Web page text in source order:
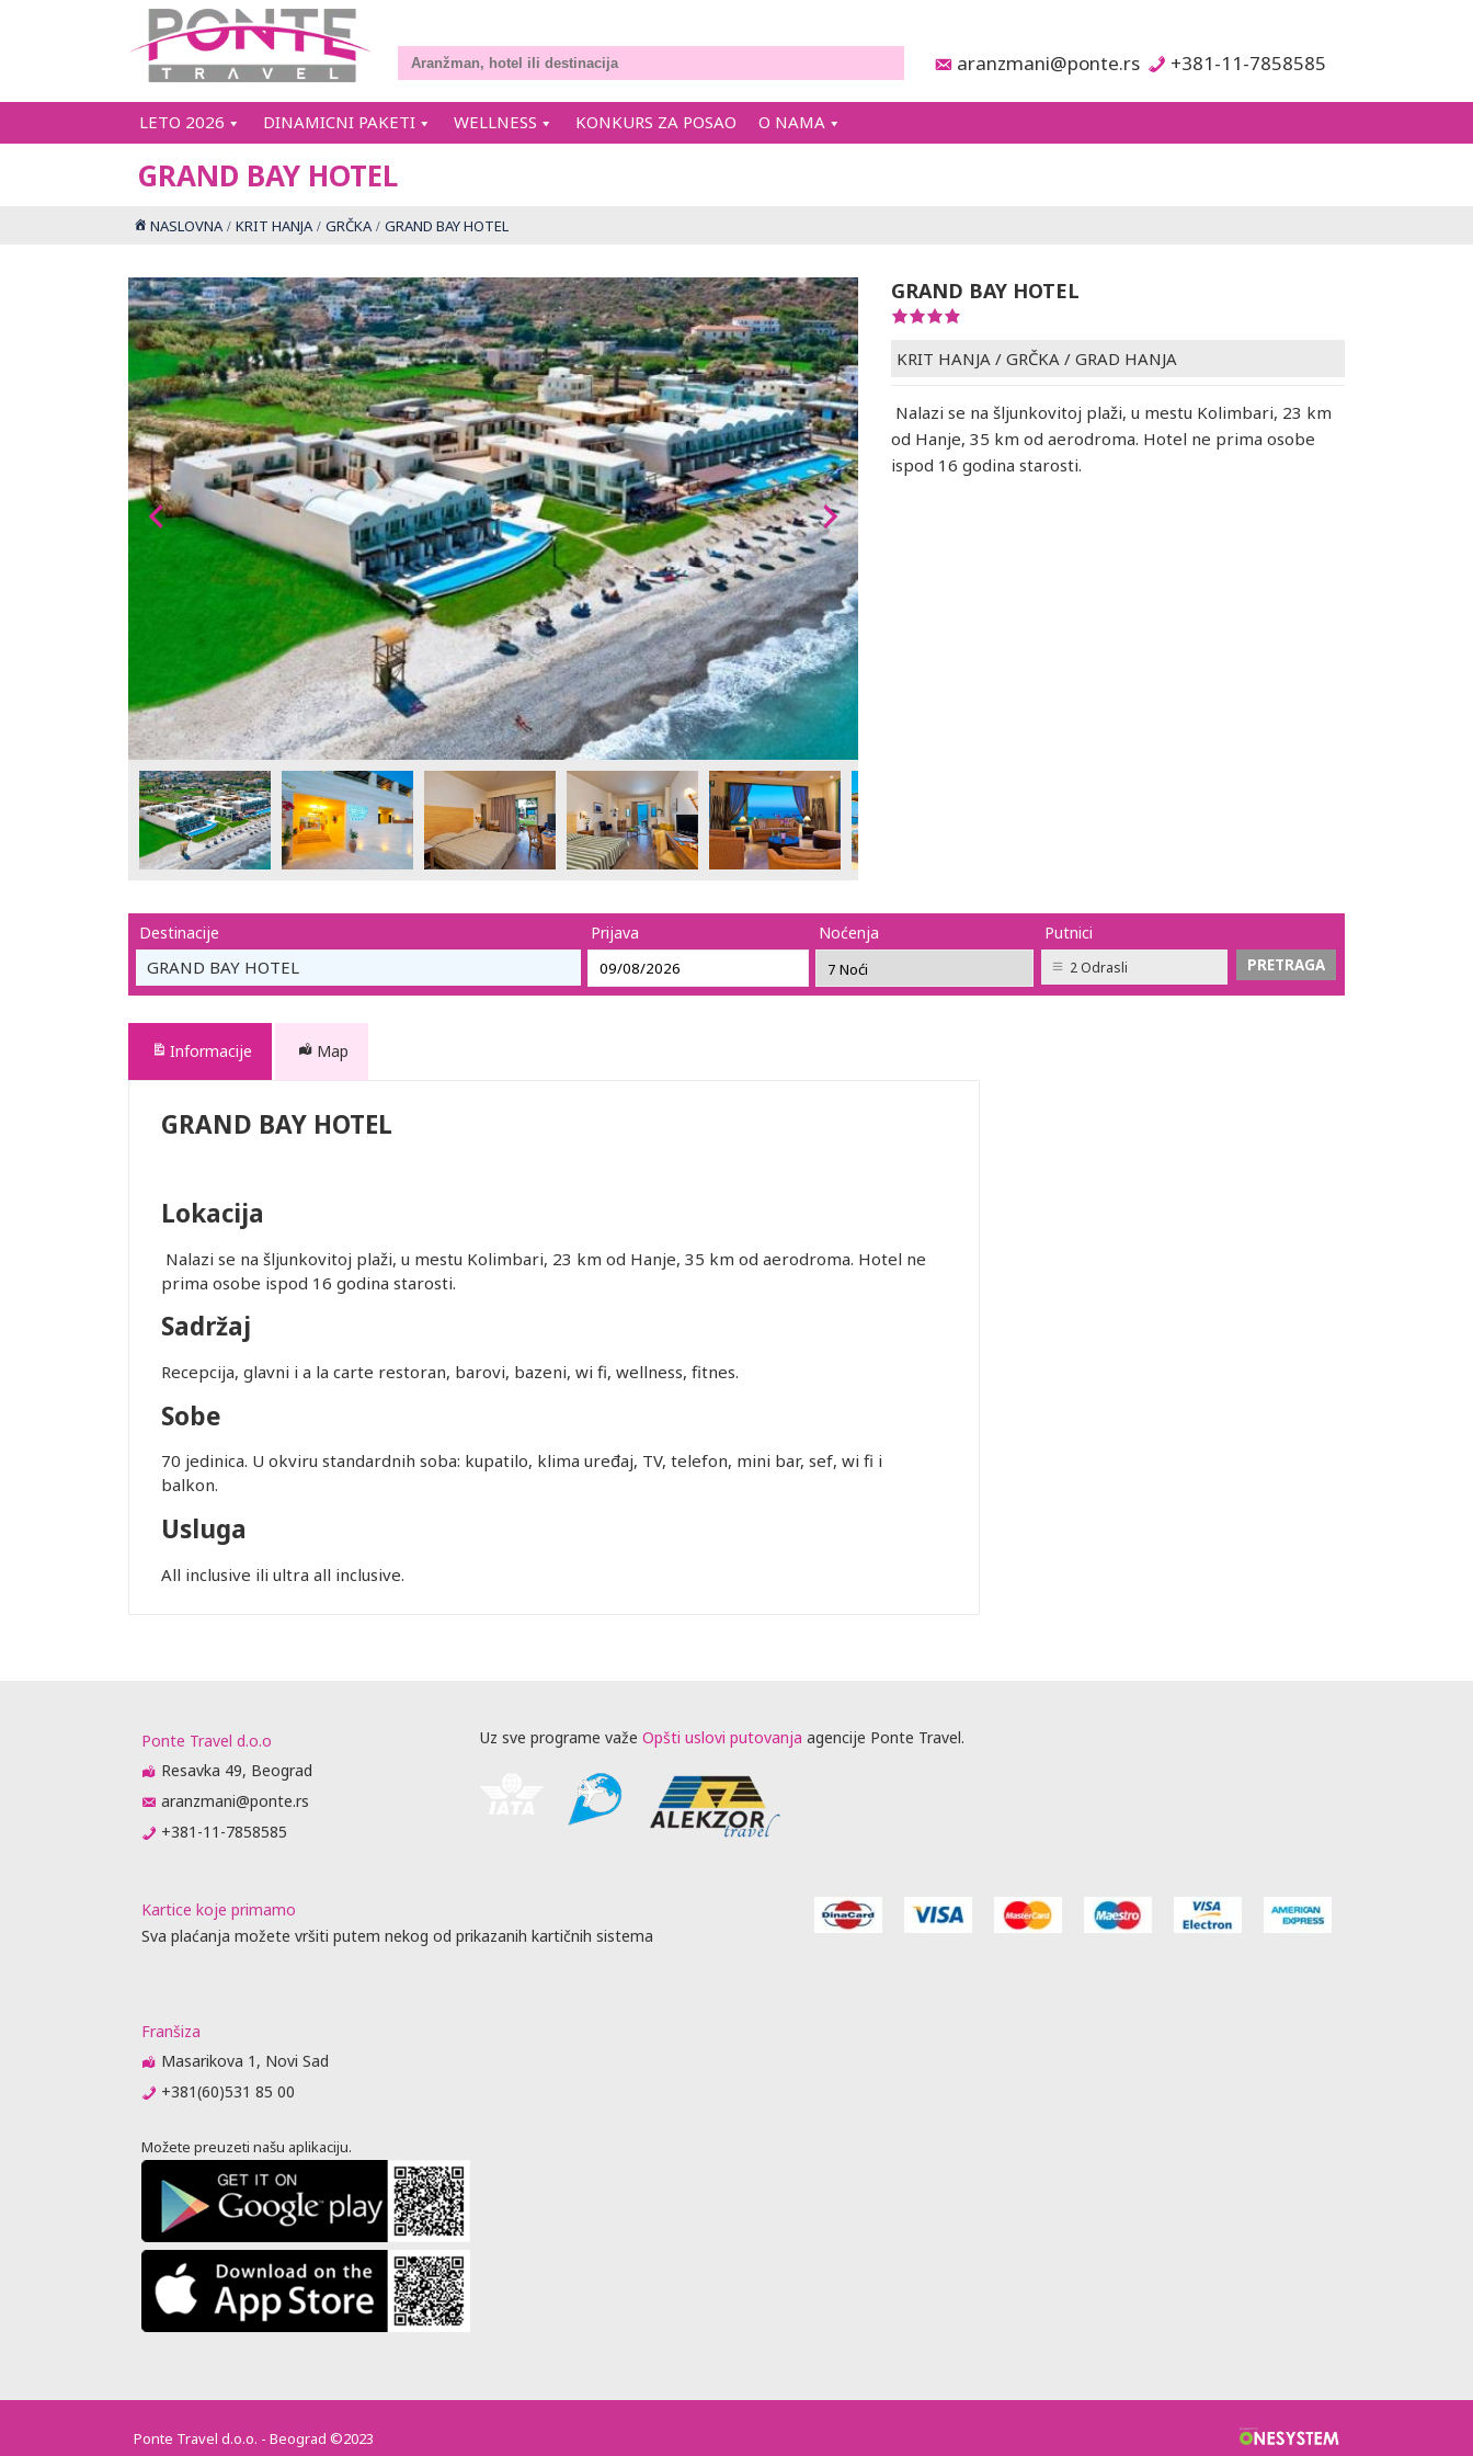
aranzmani@ponte.rs +381-11-7858585
LETO 2026 DINAMICNI PAKETI WELLNESS KONKURS ZA POSAO O NAMA
GRAND BAY HOTEL
NASLOVNA KRIT HANJA GRČKA GRAND BAY HOTEL
GRAND BAY HOTEL
KRIT HANJA / GRČKA / GRAD HANJA
Nalazi se na šljunkovitoj plaži, u mestu Kolimbari, 23 km
od Hanje, 35 km od aerodroma. Hotel ne prima osobe
ispod 16 godina starosti.
Destinacije
GRAND BAY HOTEL
Prijava Noćenja Putnici
2 Odrasli
Informacije Map
GRAND BAY HOTEL
Lokacija
Nalazi se na šljunkovitoj plaži, u mestu Kolimbari, 23 km od Hanje, 35 km od aerodroma. Hotel ne
prima osobe ispod 16 godina starosti.
Sadržaj
Recepcija, glavni i a la carte restoran, barovi, bazeni, wi fi, wellness, fitnes.
Sobe
70 jedinica. U okviru standardnih soba: kupatilo, klima uređaj, TV, telefon, mini bar, sef, wi fi i
balkon.
Usluga
All inclusive ili ultra all inclusive.
Ponte Travel d.o.o
Resavka 49, Beograd
aranzmani@ponte.rs
+381-11-7858585
Uz sve programe važe Opšti uslovi putovanja agencije Ponte Travel.
Kartice koje primamo
Sva plaćanja možete vršiti putem nekog od prikazanih kartičnih sistema
Franšiza
Masarikova 1, Novi Sad
+381(60)531 85 00
Možete preuzeti našu aplikaciju.
Ponte Travel d.o.o. - Beograd ©2023